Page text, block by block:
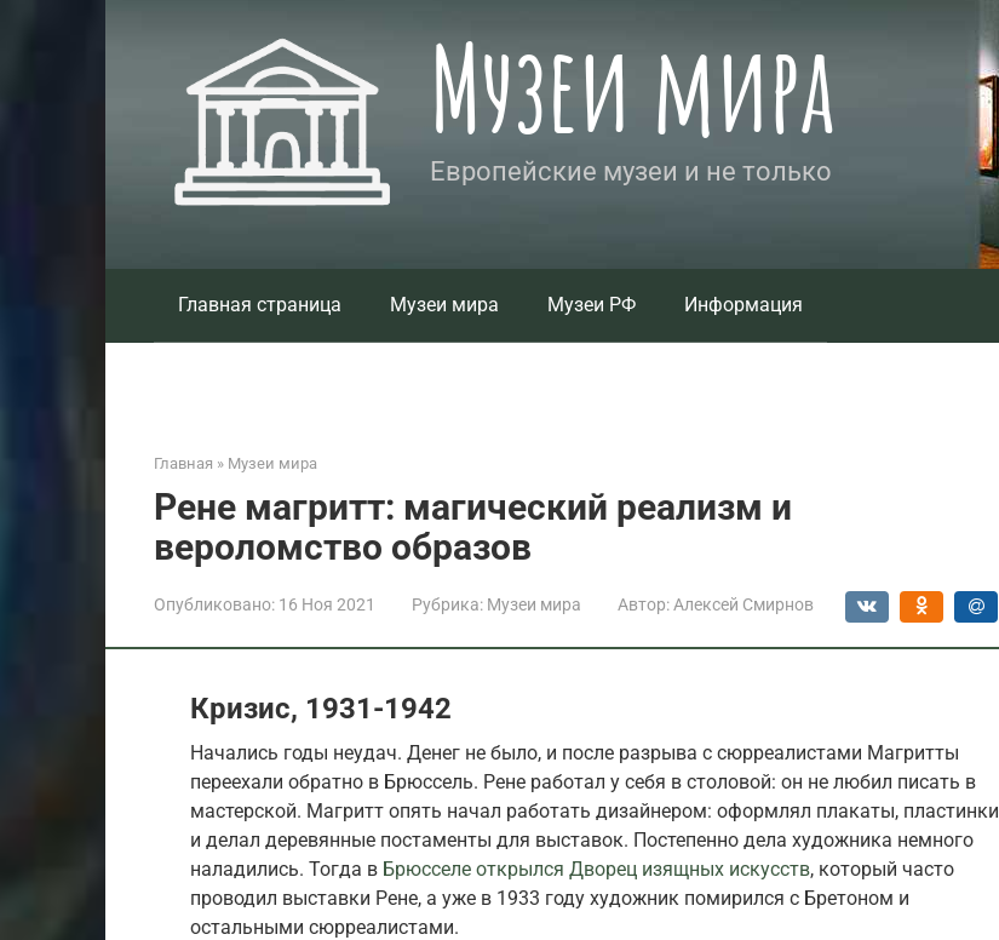
Музеи мира
Европейские музеи и не только
Главная страница Музеи мира Музеи РФ Информация
Главная » Музеи мира
Рене магритт: магический реализм и
вероломство образов
Опубликовано: 16 Ноя 2021 Рубрика: Музеи мира Автор: Алексей Смирнов
Кризис, 1931-1942
Начались годы неудач. Денег не было, и после разрыва с сюрреалистами Магритты
переехали обратно в Брюссель. Рене работал у себя в столовой: он не любил писать в
мастерской. Магритт опять начал работать дизайнером: оформлял плакаты, пластинки
и делал деревянные постаменты для выставок. Постепенно дела художника немного
наладились. Тогда в Брюсселе открылся Дворец изящных искусств, который часто
проводил выставки Рене, а уже в 1933 году художник помирился с Бретоном и
остальными сюрреалистами.